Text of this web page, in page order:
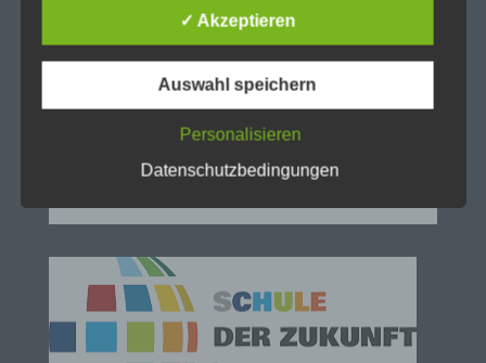
Schutz nicht gewährleistet werden kann. Aus
diesem Grund steht es jeder betroffenen Person
alternativen Wegen, beispielsweise telefonisch, an
uns zu übermitteln.
Begriffsbestimmungen
Die Datenschutzerklärung beruht auf den
Begrifflichkeiten, die durch den Europäischen
der Datenschutz-Grundverordnung (DS-GVO)
verwendet wurden. Unsere Datenschutzerklärung
soll sowohl für die Öffentlichkeit als auch für
unsere Kunden und Geschäftspartner einfach
lesbar und verständlich sein. Um dies zu
✓ Akzeptieren
Auswahl speichern
Personalisieren
Datenschutzbedingungen